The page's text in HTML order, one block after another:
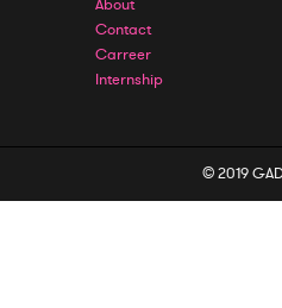
About
Contact
Carreer
Internship
© 2019